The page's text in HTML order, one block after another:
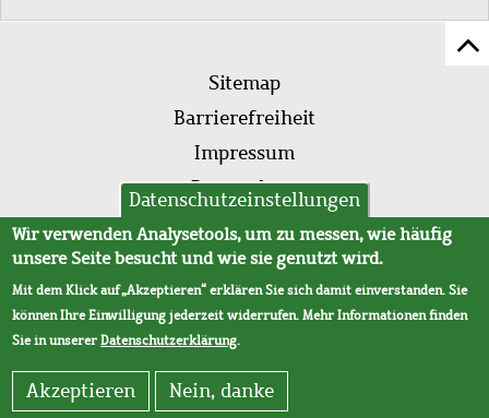
Fußleistenmenü
Sitemap
Barrierefreiheit
Impressum
Datenschutz
AVB
Datenschutzeinstellungen
Wir verwenden Analysetools, um zu messen, wie häufig
unsere Seite besucht und wie sie genutzt wird.
Mit dem Klick auf „Akzeptieren“ erklären Sie sich damit einverstanden. Sie
können Ihre Einwilligung jederzeit widerrufen. Mehr Informationen finden
Sie in unsererDatenschutzerklärung.
Akzeptieren Nein, danke